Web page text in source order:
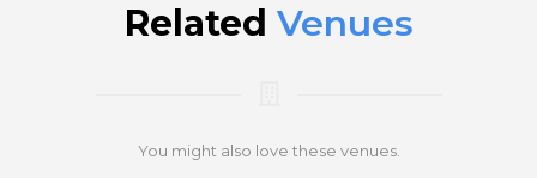
Related Venues
You might also love these venues.